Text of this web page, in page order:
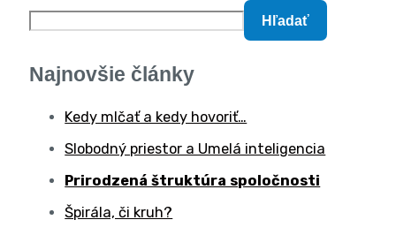
Hľadať
Najnovšie články
Kedy mlčať a kedy hovoriť…
Slobodný priestor a Umelá inteligencia
Prirodzená štruktúra spoločnosti
Špirála, či kruh?